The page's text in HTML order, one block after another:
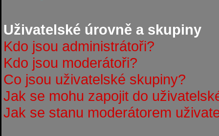
Uživatelské úrovně a skupiny
Kdo jsou administrátoři?
Kdo jsou moderátoři?
Co jsou uživatelské skupiny?
Jak se mohu zapojit do
Jak se stanu moderátorem